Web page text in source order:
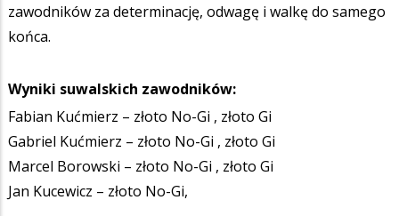
zawodników za determinację, odwagę i walkę do samego
końca.
Wyniki suwalskich zawodników:
Fabian Kućmierz – złoto No-Gi , złoto Gi
Gabriel Kućmierz – złoto No-Gi , złoto Gi
Marcel Borowski – złoto No-Gi , złoto Gi
Jan Kucewicz – złoto No-Gi,